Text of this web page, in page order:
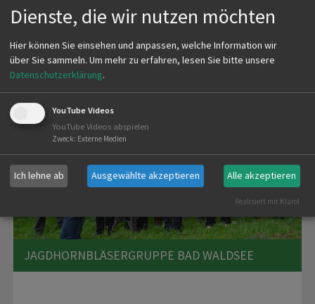
mehr
JAGDHORNBLÄSERGRUPPE BAD WALDSEE
Dienste, die wir nutzen möchten
Hier können Sie einsehen und anpassen, welche Information wir
über Sie sammeln. Um mehr zu erfahren, lesen Sie bitte unsere
Datenschutzerklärung.
YouTube Videos
YouTube Videos abspielen
Zweck: Externe Medien
Ich lehne ab Ausgewählte akzeptieren Alle akzeptieren
Realisiert mit Klaro!